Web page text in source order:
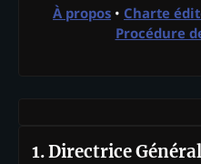
À propos • Charte
Procédure
1. Directrice